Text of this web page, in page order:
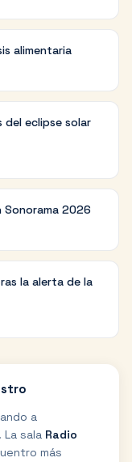
alimentaria
del eclipse solar
Sonorama 2026
la alerta de la
a
sala Radio
más